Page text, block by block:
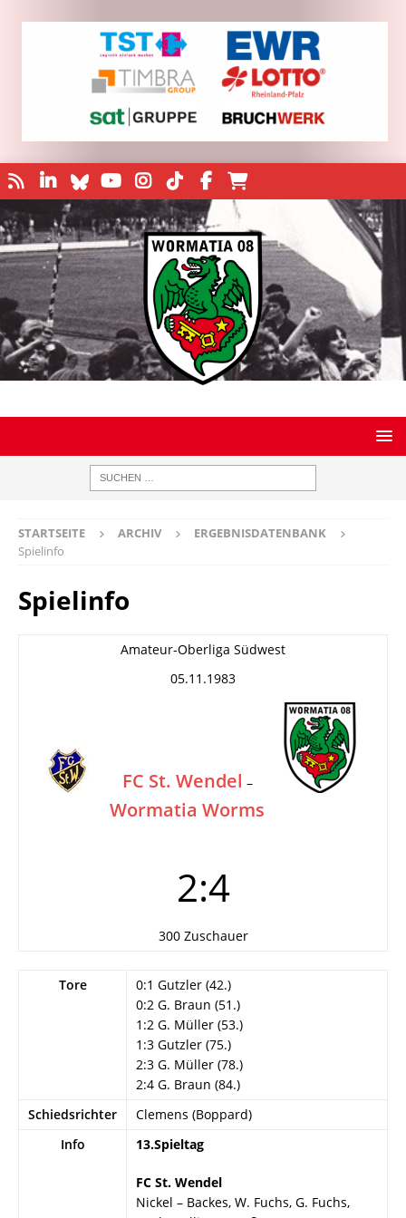
STARTSEITE ARCHIV
ERGEBNISDATENBANK
Spielinfo
Spielinfo
Amateur-Oberliga Südwest
05.11.1983
FC St. Wendel –
Wormatia Worms
2:4
300 Zuschauer
Tore
0:1 Gutzler (42.)
0:2 G. Braun (51.)
1:2 G. Müller (53.)
1:3 Gutzler (75.)
2:3 G. Müller (78.)
2:4 G. Braun (84.)
Schiedsrichter
Clemens (Boppard)
Info
13.Spieltag
FC St. Wendel
Nickel – Backes, W. Fuchs, G. Fuchs,